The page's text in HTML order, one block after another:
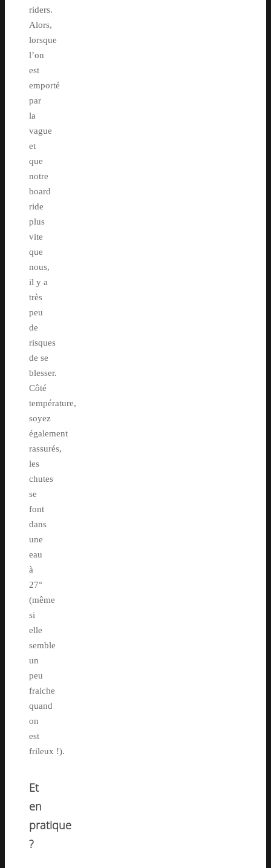
riders.
Alors,
lorsque
l’on
est
emporté
par
la
vague
et
que
notre
board
ride
plus
vite
que
nous,
il y a
très
peu
de
risques
de se
blesser.
Côté
température,
soyez
également
rassurés,
les
chutes
se
font
dans
une
eau
à
27°
(même
si
elle
semble
un
peu
fraiche
quand
on
est
frileux !).
Et
en
pratique
?